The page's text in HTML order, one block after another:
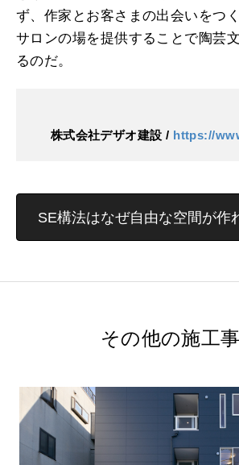
ず、作家とお客さまの出会いをつ
サロンの場を提供することで陶芸
るのだ。
株式会社デザオ建設 / https://
SE構法はなぜ自由な空間が作
その他の施工